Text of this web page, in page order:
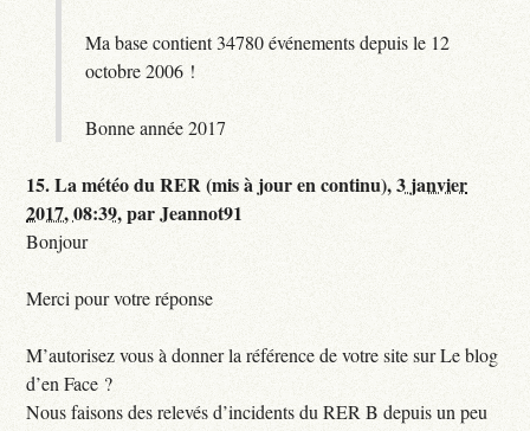
Ma base contient 34780 événements depuis le 12
octobre 2006 !
Bonne année 2017
15.La météo du RER (mis à jour en continu),3 janvier
2017, 08:39,parJeannot91
Bonjour
Merci pour votre réponse
M’autorisez vous à donner la référence de votre site sur Le blog
d’en Face ?
Nous faisons des relevés d’incidents du RER B depuis un peu